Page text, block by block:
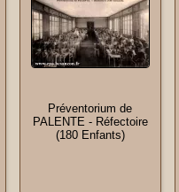
Préventorium de
PALENTE - Réfectoire
(180 Enfants)